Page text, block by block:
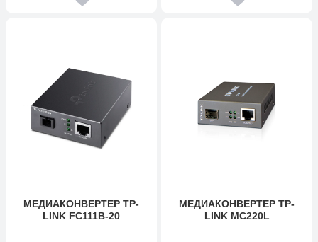
МЕДИАКОНВЕРТЕР TP-
LINK FC111B-20
МЕДИАКОНВЕРТЕР TP-
LINK MC220L